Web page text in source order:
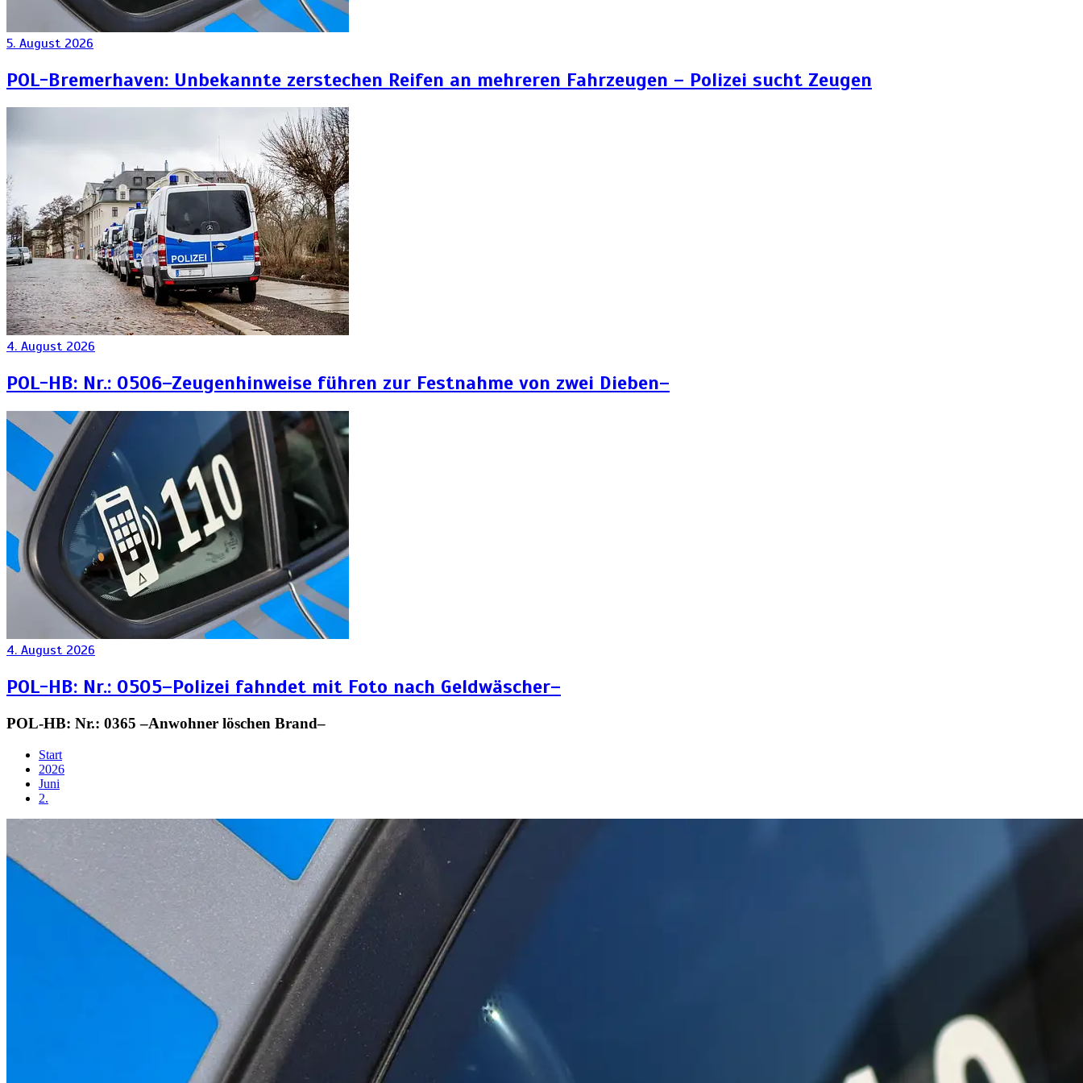
5. August 2026
POL-Bremerhaven: Unbekannte zerstechen Reifen an mehreren Fahrzeugen – Polizei sucht Zeugen
4. August 2026
POL-HB: Nr.: 0506–Zeugenhinweise führen zur Festnahme von zwei Dieben–
4. August 2026
POL-HB: Nr.: 0505–Polizei fahndet mit Foto nach Geldwäscher–
POL-HB: Nr.: 0365 –Anwohner löschen Brand–
Start
2026
Juni
2.